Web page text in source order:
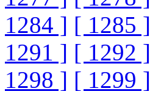
1284 ] [ 1285 ]
1291 ] [ 1292 ]
1298 ] [ 1299 ]